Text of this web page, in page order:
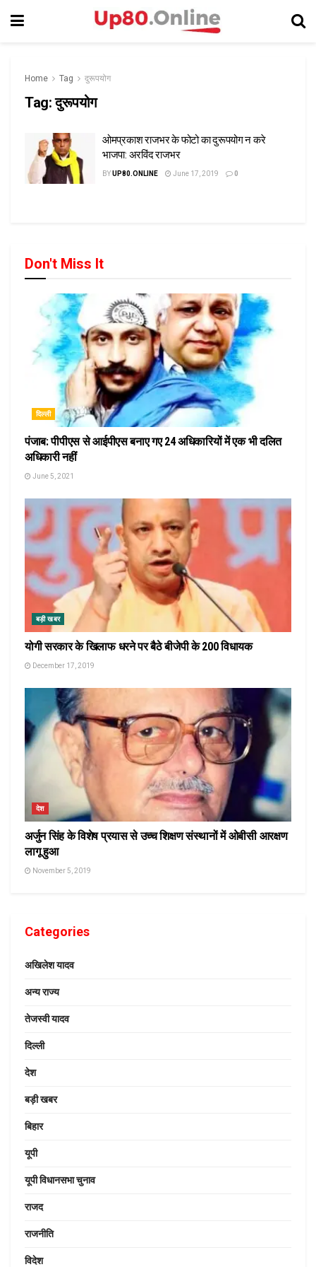
Home Tag दुरूपयोग
Tag:दुरूपयोग
ओमप्रकाश राजभर के फोटो का दुरूपयोग न करे
भाजपा: अरविंद राजभर
BYUP80.ONLINE June 17, 2019 0
Don't Miss It
दिल्ली
पंजाब: पीपीएस से आईपीएस बनाए गए 24 अधिकारियों में एक भी दलित
अधिकारी नहीं
June 5, 2021
बड़ी खबर
योगी सरकार के खिलाफ धरने पर बैठे बीजेपी के 200 विधायक
December 17, 2019
देश
अर्जुन सिंह के विशेष प्रयास से उच्च शिक्षण संस्थानों में ओबीसी आरक्षण
लागू हुआ
November 5, 2019
Categories
अखिलेश यादव
अन्य राज्य
तेजस्वी यादव
दिल्ली
देश
बड़ी खबर
बिहार
यूपी
यूपी विधानसभा चुनाव
राजद
राजनीति
विदेश